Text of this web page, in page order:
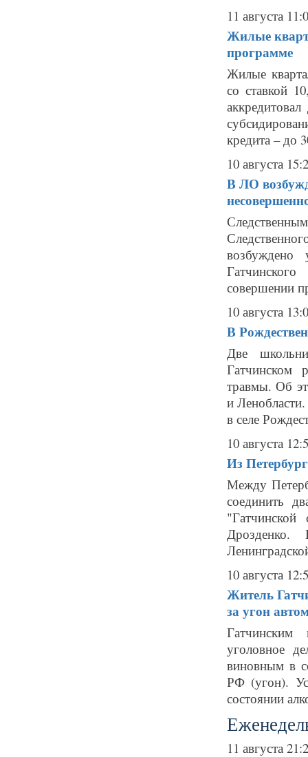
11 августа
Жилые
программе
Жилые
со ставкой
кредита – до
10 августа
В ЛО
возбуждено
совершении
10 августа
В
Две
Гатчинском
травмы. Об
и
в селе
10 августа
Из
Между
соединить
10 августа
Житель
за угон
Гатчинским
уголовное
виновным в
РФ (угон).
состоянии
11 августа